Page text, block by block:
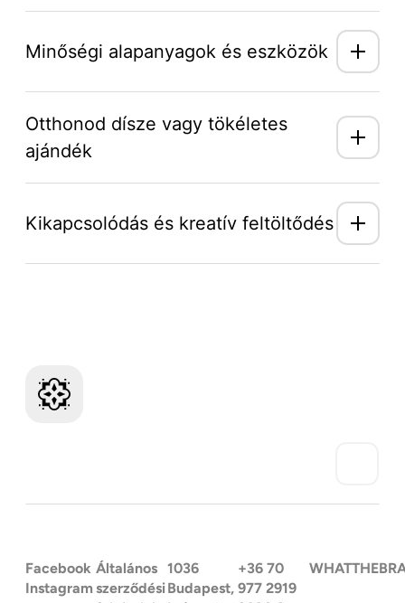
Minőségi alapanyagok és eszközök
Otthonod dísze vagy tökéletes
ajándék
Kikapcsolódás és kreatív feltöltődés
Facebook
Instagram
Általános
szerződési
1036
Budapest,
+36 70
977 2919